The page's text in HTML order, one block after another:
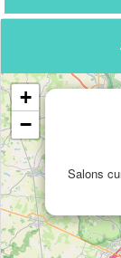
Salons
+
−